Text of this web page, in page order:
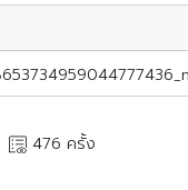
476 ครั้ง